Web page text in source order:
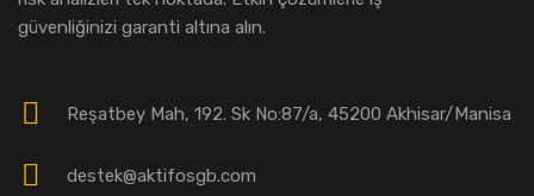
güvenliğinizi garanti altına alın.
Reşatbey Mah, 192. Sk No:87/a, 45200 Akhisar/Manisa
destek@aktifosgb.com